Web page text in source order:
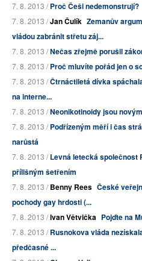
7. 8. 2013 /Proč Češi nedemonstrují?
7. 8. 2013 /Jan Čulík Zemanův
vládou zabránit střetu záj...
7. 8. 2013 /Nečas zřejmě porušil
7. 8. 2013 /Proč mluvíte pořád jen o
7. 8. 2013 /Čtrnáctiletá dívka
na interne...
7. 8. 2013 /Neonikotinoidy jsou
7. 8. 2013 /Podřízeným měří i čas
narůstá
7. 8. 2013 /Levná letecká společnost
přílišným šetřením
7. 8. 2013 /Benny Rees České
pochody gay hrdosti (...
7. 8. 2013 /Ivan Větvička Pojďte na
7. 8. 2013 /Rusnokova vláda
předčasné ...